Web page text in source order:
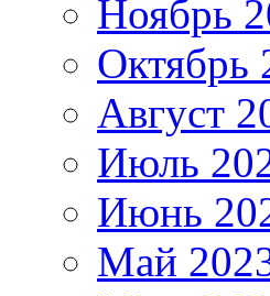
Ноябрь
Октябрь
Август
Июль
Июнь
Май